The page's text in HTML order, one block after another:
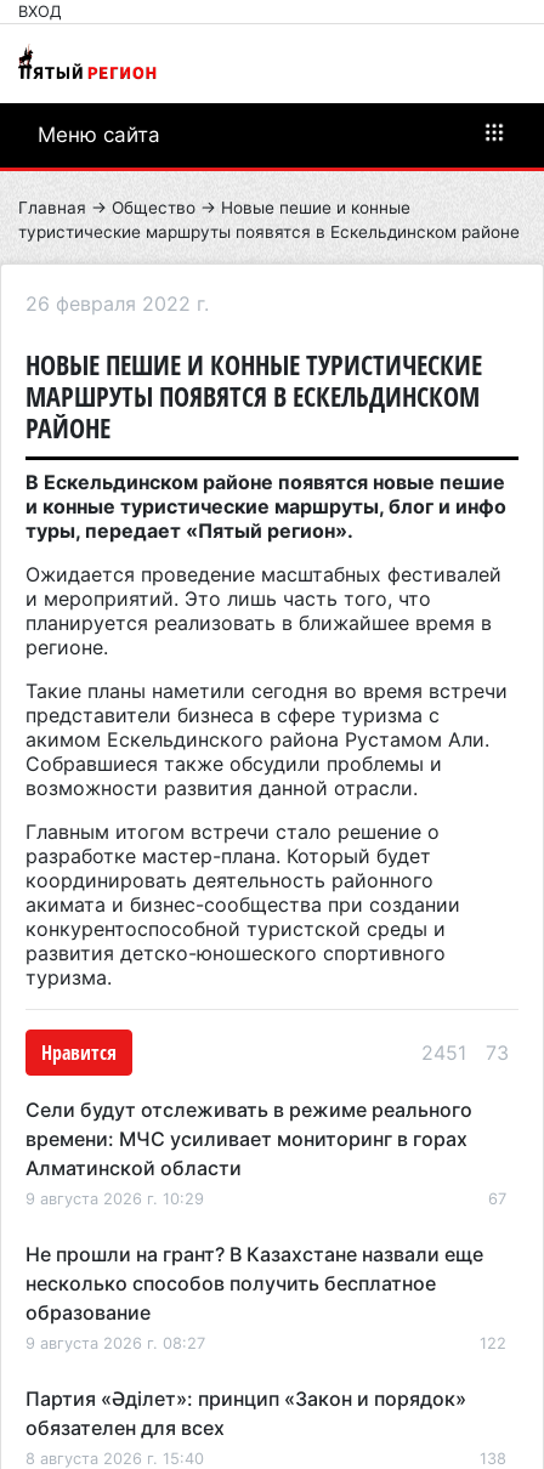
ВХОД
Меню сайта
Главная → Общество → Новые пешие и конные
туристические маршруты появятся в Ескельдинском районе
26 февраля 2022 г.
НОВЫЕ ПЕШИЕ И КОННЫЕ ТУРИСТИЧЕСКИЕ
МАРШРУТЫ ПОЯВЯТСЯ В ЕСКЕЛЬДИНСКОМ
РАЙОНЕ
В Ескельдинском районе появятся новые пешие
и конные туристические маршруты, блог и инфо
туры, передает «Пятый регион».
Ожидается проведение масштабных фестивалей
и мероприятий. Это лишь часть того, что
планируется реализовать в ближайшее время в
регионе.
Такие планы наметили сегодня во время встречи
представители бизнеса в сфере туризма с
акимом Ескельдинского района Рустамом Али.
Собравшиеся также обсудили проблемы и
возможности развития данной отрасли.
Главным итогом встречи стало решение о
разработке мастер-плана. Который будет
координировать деятельность районного
акимата и бизнес-сообщества при создании
конкурентоспособной туристской среды и
развития детско-юношеского спортивного
туризма.
Нравится 2451 73
Сели будут отслеживать в режиме реального
времени: МЧС усиливает мониторинг в горах
Алматинской области
9 августа 2026 г. 10:29 67
Не прошли на грант? В Казахстане назвали еще
несколько способов получить бесплатное
образование
9 августа 2026 г. 08:27 122
Партия «Әділет»: принцип «Закон и порядок»
обязателен для всех
8 августа 2026 г. 15:40 138